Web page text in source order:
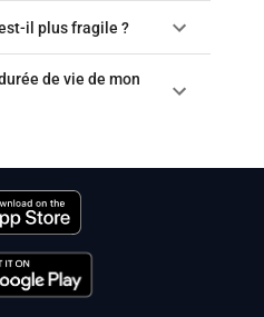
il plus fragile ?
de vie de mon